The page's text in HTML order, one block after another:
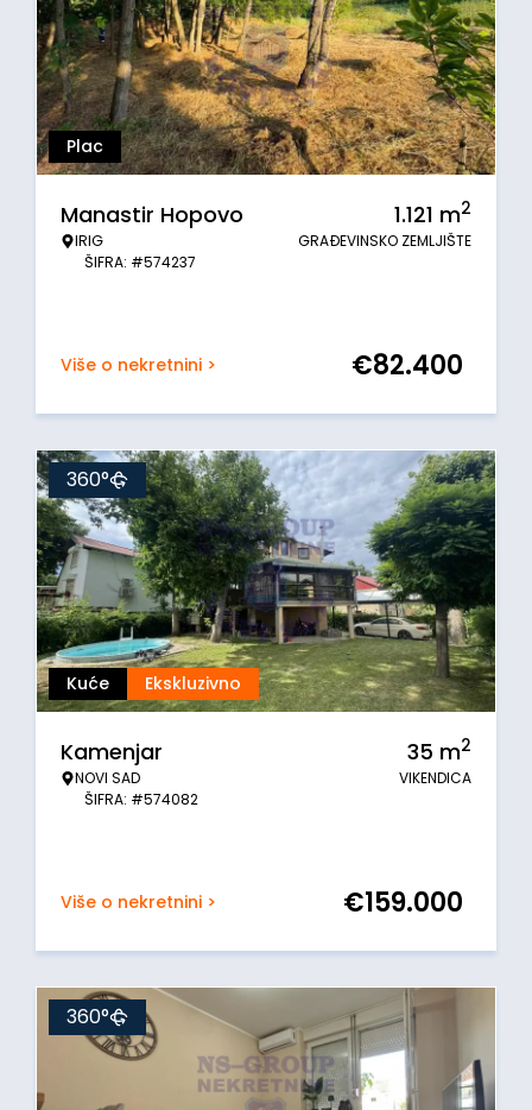
Plac
Manastir Hopovo
IRIG
ŠIFRA: #574237
1.121 m2
GRAĐEVINSKO ZEMLJIŠTE
Više o nekretnini > €82.400
Kuće Ekskluzivno
360°
Kamenjar
NOVI SAD
ŠIFRA: #574082
35 m2
VIKENDICA
Više o nekretnini > €159.000
360°